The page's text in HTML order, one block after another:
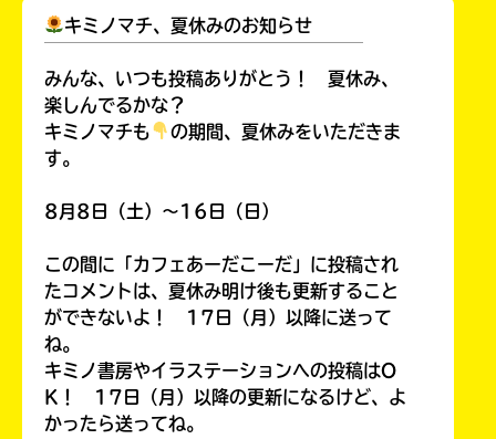
キミノマチ、夏休みのお知らせ
みんな、いつも投稿ありがとう！ 夏休み、
楽しんでるかな？
キミノマチも
の期間、夏休みをいただきま
す。
8月8日（土）～16日（日）
この間に「カフェあーだこーだ」に投稿され
たコメントは、夏休み明け後も更新すること
ができないよ！ 17日（月）以降に送って
ね。
キミノ書房やイラステーションへの投稿はO
K！ 17日（月）以降の更新になるけど、よ
かったら送ってね。